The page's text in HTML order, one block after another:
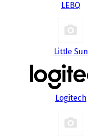
LEBQ
Little Sun
Logitech